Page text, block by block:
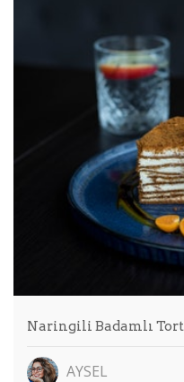
Naringili Badamlı Tort
AYSEL